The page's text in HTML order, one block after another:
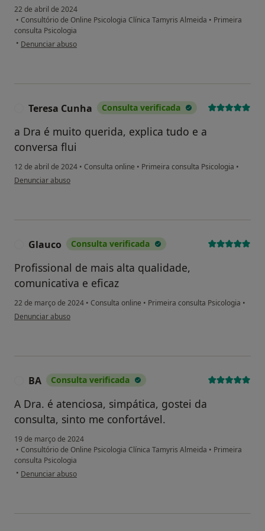
22 de abril de 2024
• Consultório de Online Psicologia Clínica Tamyris Almeida • Primeira
consulta Psicologia
• na opinião do utilizador Lais
Denunciar abuso
Teresa Cunha Consulta verificada
a Dra é muito querida, explica tudo e a
conversa flui
12 de abril de 2024 • Consulta online • Primeira consulta Psicologia •
na opinião do utilizador Teresa Cunha
Denunciar abuso
Glauco Consulta verificada
Profissional de mais alta qualidade,
comunicativa e eficaz
22 de março de 2024 • Consulta online • Primeira consulta Psicologia •
na opinião do utilizador Glauco
Denunciar abuso
BA Consulta verificada
A Dra. é atenciosa, simpática, gostei da
consulta, sinto me confortável.
19 de março de 2024
• Consultório de Online Psicologia Clínica Tamyris Almeida • Primeira
consulta Psicologia
• na opinião do utilizador BA
Denunciar abuso